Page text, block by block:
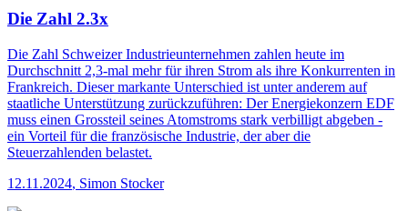
Die Zahl 2.3x
Die Zahl Schweizer Industrieunternehmen zahlen heute im
Durchschnitt 2,3-mal mehr für ihren Strom als ihre Konkurrenten in
Frankreich. Dieser markante Unterschied ist unter anderem auf
staatliche Unterstützung zurückzuführen: Der Energiekonzern EDF
muss einen Grossteil seines Atomstroms stark verbilligt abgeben -
ein Vorteil für die französische Industrie, der aber die
Steuerzahlenden belastet.
12.11.2024, Simon Stocker